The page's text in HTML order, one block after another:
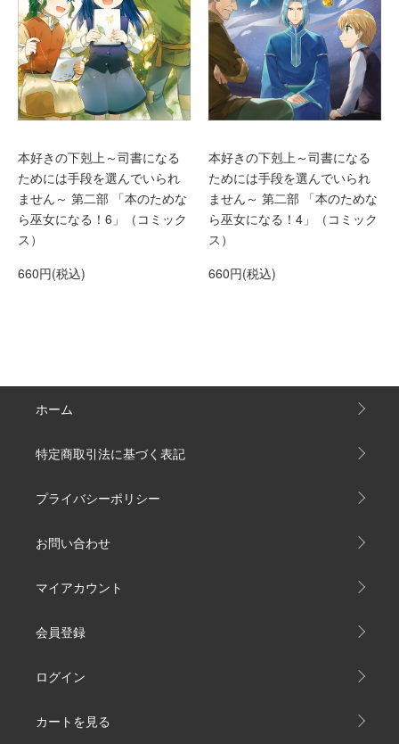
本好きの下剋上～司書になる
ためには手段を選んでいられ
ません～ 第二部 「本のためな
ら巫女になる！6」（コミック
ス）
660円(税込)
本好きの下剋上～司書になる
ためには手段を選んでいられ
ません～ 第二部 「本のためな
ら巫女になる！4」（コミック
ス）
660円(税込)
ホーム
特定商取引法に基づく表記
プライバシーポリシー
お問い合わせ
マイアカウント
会員登録
ログイン
カートを見る